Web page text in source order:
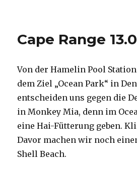
Cape Range
Von der Hamelin Pool
dem Ziel „Ocean Park“ in
entscheiden uns gegen die
in Monkey Mia, denn im
eine Hai-Fütterung geben.
Davor machen wir noch
Shell Beach.